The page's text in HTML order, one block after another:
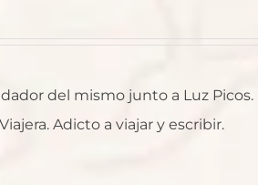
del mismo junto a Luz Picos.
Adicto a viajar y escribir.